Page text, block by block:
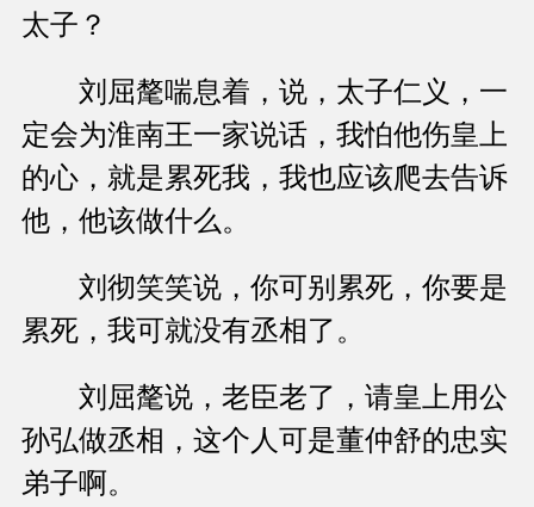
太子？
刘屈氂喘息着，说，太子仁义，一
定会为淮南王一家说话，我怕他伤皇上
的心，就是累死我，我也应该爬去告诉
他，他该做什么。
刘彻笑笑说，你可别累死，你要是
累死，我可就没有丞相了。
刘屈氂说，老臣老了，请皇上用公
孙弘做丞相，这个人可是董仲舒的忠实
弟子啊。